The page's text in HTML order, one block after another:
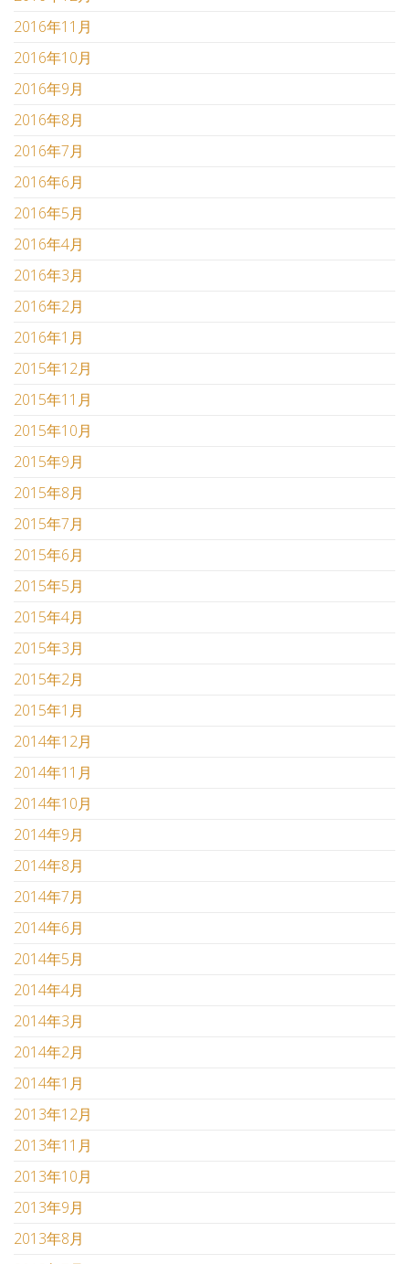
2016年11月
2016年10月
2016年9月
2016年8月
2016年7月
2016年6月
2016年5月
2016年4月
2016年3月
2016年2月
2016年1月
2015年12月
2015年11月
2015年10月
2015年9月
2015年8月
2015年7月
2015年6月
2015年5月
2015年4月
2015年3月
2015年2月
2015年1月
2014年12月
2014年11月
2014年10月
2014年9月
2014年8月
2014年7月
2014年6月
2014年5月
2014年4月
2014年3月
2014年2月
2014年1月
2013年12月
2013年11月
2013年10月
2013年9月
2013年8月